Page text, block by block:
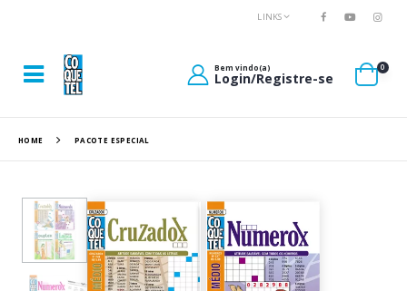
LINKS
Bem vindo(a)
Login/Registre-se
0
HOME PACOTE ESPECIAL